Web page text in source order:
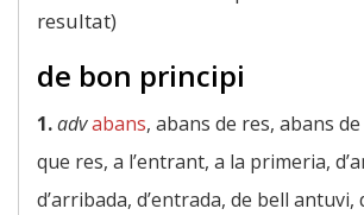
resultat)
de bon principi
1.advabans, abans de res, abans
que res, a l’entrant, a la primeria,
d’arribada, d’entrada, de bell antuvi,